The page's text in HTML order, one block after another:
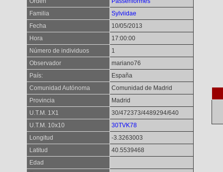
Familia
Sylviidae
Fecha
10/05/2013
Hora
17:00:00
Número de individuos
1
Observador
mariano76
País:
España
Comunidad Autónoma
Comunidad de Madrid
Provincia
Madrid
U.T.M. 1X1
30/472373/4489294/640
U.T.M. 10x10
30TVK78
Longitud
-3.3263003
Latitud
40.5539468
Edad